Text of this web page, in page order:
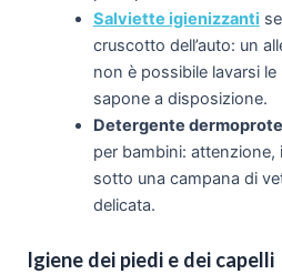
Salviette igienizzanti
cruscotto dell’auto: un
non è possibile lavarsi
sapone a disposizione.
Detergente
per bambini:
sotto una campana di
delicata.
Igiene dei piedi e dei capelli